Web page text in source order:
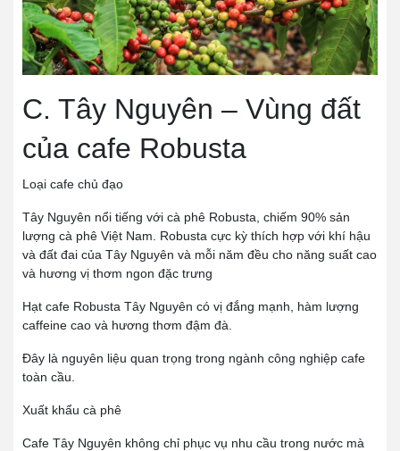
C. Tây Nguyên – Vùng đất
của cafe Robusta
Loại cafe chủ đạo
Tây Nguyên nổi tiếng với cà phê Robusta, chiếm 90% sản
lượng cà phê Việt Nam. Robusta cực kỳ thích hợp với khí hậu
và đất đai của Tây Nguyên và mỗi năm đều cho năng suất cao
và hương vị thơm ngon đặc trưng
Hạt cafe Robusta Tây Nguyên có vị đắng mạnh, hàm lượng
caffeine cao và hương thơm đậm đà.
Đây là nguyên liệu quan trọng trong ngành công nghiệp cafe
toàn cầu.
Xuất khẩu cà phê
Cafe Tây Nguyên không chỉ phục vụ nhu cầu trong nước mà